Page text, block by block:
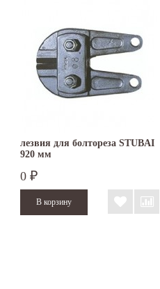
лезвия для болтореза STUBAI
920 мм
0 ₽